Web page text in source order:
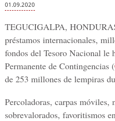
01.09.2020
TEGUCIGALPA,
préstamos internacionales,
fondos del Tesoro Nacional le
Permanente de Contingencias (
de 253 millones de lempiras
Percoladoras, carpas móviles,
sobrevalorados, favoritismos